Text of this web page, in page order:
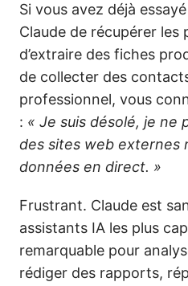
Si vous avez déjà
Claude de récupérer les
d’extraire des fiches
de collecter des
professionnel, vous
: « Je suis désolé, je ne
des sites web externes
données en direct. »
Frustrant. Claude est
assistants IA les plus
remarquable pour
rédiger des rapports,